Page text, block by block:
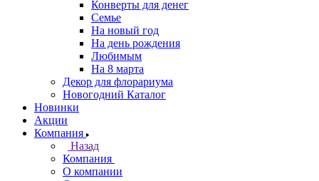
Конверты для денег
Семье
На новый год
На день рождения
Любимым
На 8 марта
Декор для флорариума
Новогодний Каталог
Новинки
Акции
Компания
Назад
Компания
О компании